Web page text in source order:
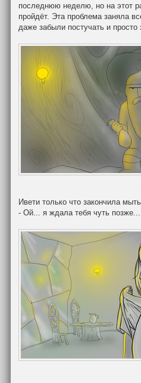
последнюю неделю, но на этот
пройдёт. Эта проблема заняла
даже забыли постучать и просто
Ивети только что закончила
- Ой... я ждала тебя чуть позже...